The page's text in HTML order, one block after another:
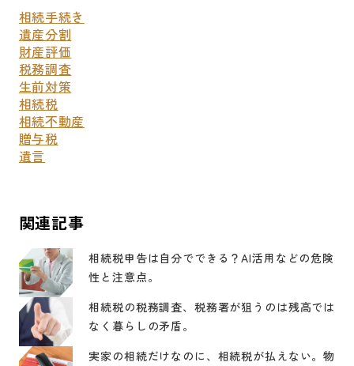
相続手続き
遺産分割
財産評価
税務調査
生前対策
相続税
相続不動産
贈与税
遺言
関連記事
相続税申告は自分でできる？AI活用などの危険
性と注意点。
相続税の税務調査、税務署が狙うのは残高では
なく暮らしの矛盾。
実家の相続だけなのに、相続税が払えない。物